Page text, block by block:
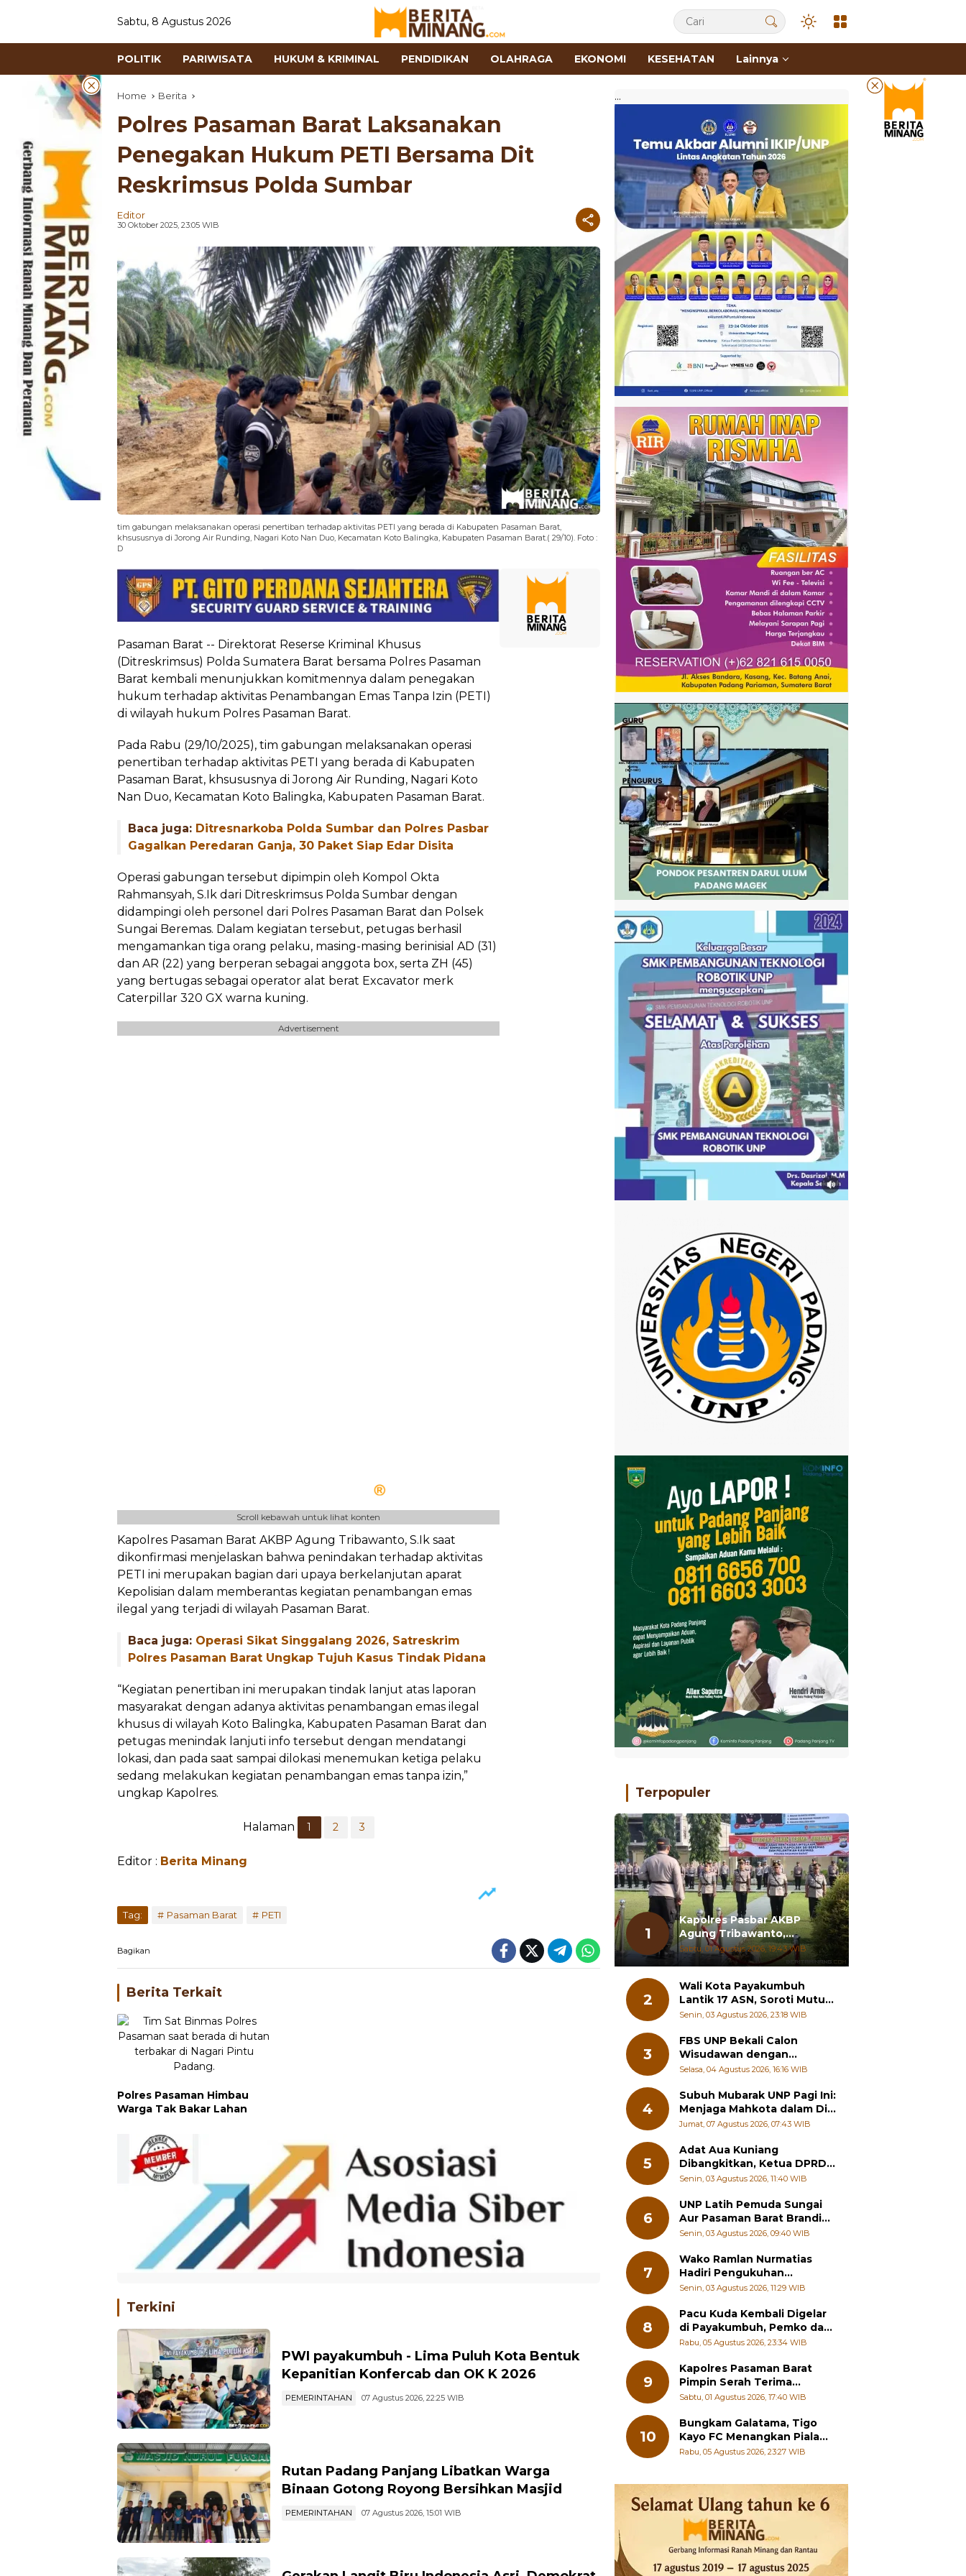
Sabtu, 8 Agustus 2026
POLITIK PARIWISATA HUKUM & KRIMINAL PENDIDIKAN OLAHRAGA EKONOMI KESEHATAN Lainnya
Home Berita
Polres Pasaman Barat Laksanakan
Penegakan Hukum PETI Bersama Dit
Reskrimsus Polda Sumbar
Editor
30 Oktober 2025, 23:05 WIB
tim gabungan melaksanakan operasi penertiban terhadap aktivitas PETI yang berada di Kabupaten Pasaman Barat,
khsususnya di Jorong Air Runding, Nagari Koto Nan Duo, Kecamatan Koto Balingka, Kabupaten Pasaman Barat.( 29/10). Foto :
D
Pasaman Barat -- Direktorat Reserse Kriminal Khusus
(Ditreskrimsus) Polda Sumatera Barat bersama Polres Pasaman
Barat kembali menunjukkan komitmennya dalam penegakan
hukum terhadap aktivitas Penambangan Emas Tanpa Izin (PETI)
di wilayah hukum Polres Pasaman Barat.
Pada Rabu (29/10/2025), tim gabungan melaksanakan operasi
penertiban terhadap aktivitas PETI yang berada di Kabupaten
Pasaman Barat, khsususnya di Jorong Air Runding, Nagari Koto
Nan Duo, Kecamatan Koto Balingka, Kabupaten Pasaman Barat.
Baca juga: Ditresnarkoba Polda Sumbar dan Polres Pasbar
Gagalkan Peredaran Ganja, 30 Paket Siap Edar Disita
Operasi gabungan tersebut dipimpin oleh Kompol Okta
Rahmansyah, S.Ik dari Ditreskrimsus Polda Sumbar dengan
didampingi oleh personel dari Polres Pasaman Barat dan Polsek
Sungai Beremas. Dalam kegiatan tersebut, petugas berhasil
mengamankan tiga orang pelaku, masing-masing berinisial AD (31)
dan AR (22) yang berperan sebagai anggota box, serta ZH (45)
yang bertugas sebagai operator alat berat Excavator merk
Caterpillar 320 GX warna kuning.
Advertisement
Scroll kebawah untuk lihat konten
Kapolres Pasaman Barat AKBP Agung Tribawanto, S.Ik saat
dikonfirmasi menjelaskan bahwa penindakan terhadap aktivitas
PETI ini merupakan bagian dari upaya berkelanjutan aparat
Kepolisian dalam memberantas kegiatan penambangan emas
ilegal yang terjadi di wilayah Pasaman Barat.
Baca juga: Operasi Sikat Singgalang 2026, Satreskrim
Polres Pasaman Barat Ungkap Tujuh Kasus Tindak Pidana
“Kegiatan penertiban ini merupakan tindak lanjut atas laporan
masyarakat dengan adanya aktivitas penambangan emas ilegal
khusus di wilayah Koto Balingka, Kabupaten Pasaman Barat dan
petugas menindak lanjuti info tersebut dengan mendatangi
lokasi, dan pada saat sampai dilokasi menemukan ketiga pelaku
sedang melakukan kegiatan penambangan emas tanpa izin,”
ungkap Kapolres.
Halaman 1 2 3
Editor : Berita Minang
Tag: Pasaman Barat PETI
Bagikan
Berita Terkait
Polres Pasaman Himbau
Warga Tak Bakar Lahan
Terkini
PWI payakumbuh - Lima Puluh Kota Bentuk
Kepanitian Konfercab dan OK K 2026
PEMERINTAHAN 07 Agustus 2026, 22:25 WIB
Rutan Padang Panjang Libatkan Warga
Binaan Gotong Royong Bersihkan Masjid
PEMERINTAHAN 07 Agustus 2026, 15:01 WIB
...
Terpopuler
1
Kapolres Pasbar AKBP
Agung Tribawanto,
Tekankan Peningkatan
Pelayanan dan Sinergi
Sabtu, 01 Agustus 2026, 19:43 WIB
2
Wali Kota Payakumbuh
Lantik 17 ASN, Soroti Mutu
Sekolah hingga Pelayanan
Senin, 03 Agustus 2026, 23:18 WIB
3
FBS UNP Bekali Calon
Wisudawan dengan
Wawasan Karier Global dan
Selasa, 04 Agustus 2026, 16:16 WIB
4
Subuh Mubarak UNP Pagi Ini:
Menjaga Mahkota dalam Diri
Manusia
Jumat, 07 Agustus 2026, 07:43 WIB
5
Adat Aua Kuniang
Dibangkitkan, Ketua DPRD
Payakumbuh: Jangan
Hilang Jati Diri
Senin, 03 Agustus 2026, 11:40 WIB
6
UNP Latih Pemuda Sungai
Aur Pasaman Barat Branding
Wisata Beringin
Senin, 03 Agustus 2026, 09:40 WIB
7
Wako Ramlan Nurmatias
Hadiri Pengukuhan
Pengurus MUS-KB Serta
Senin, 03 Agustus 2026, 11:29 WIB
8
Pacu Kuda Kembali Digelar
di Payakumbuh, Pemko dan
Pordasi Kebut Persiapan!
Rabu, 05 Agustus 2026, 23:34 WIB
9
Kapolres Pasaman Barat
Pimpin Serah Terima
Jabatan PJU Polres dan
Sabtu, 01 Agustus 2026, 17:40 WIB
10
Bungkam Galatama, Tigo
Kayo FC Menangkan Piala
Wali Kota Payakumbuh Cup
Rabu, 05 Agustus 2026, 23:27 WIB